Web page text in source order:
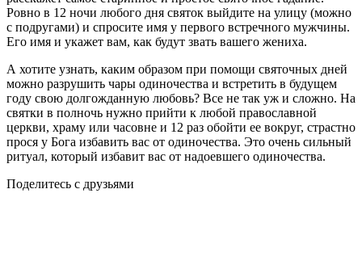
Ровно в 12 ночи любого дня святок выйдите на улицу (можно
с подругами) и спросите имя у первого встречного мужчины.
Его имя и укажет вам, как будут звать вашего жениха.
А хотите узнать, каким образом при помощи святочных дней
можно разрушить чары одиночества и встретить в будущем
году свою долгожданную любовь? Все не так уж и сложно. На
святки в полночь нужно прийти к любой православной
церкви, храму или часовне и 12 раз обойти ее вокруг, страстно
прося у Бога избавить вас от одиночества. Это очень сильный
ритуал, который избавит вас от надоевшего одиночества.
Поделитесь с друзьями